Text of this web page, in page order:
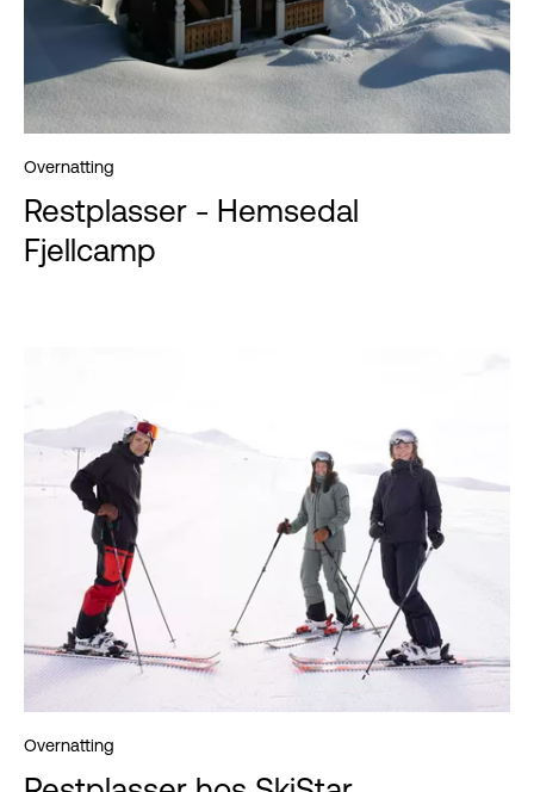
Overnatting
Restplasser - Hemsedal
Fjellcamp
Overnatting